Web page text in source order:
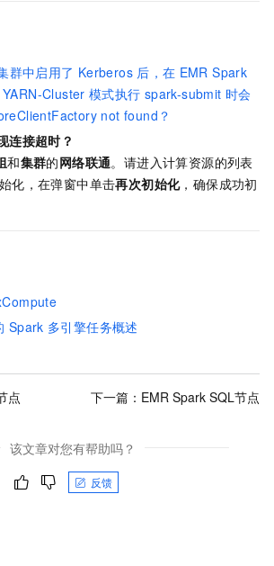
群中启用了 Kerberos 后，在 EMR Spark
YARN-Cluster 模式执行 spark-submit 时会
not found？
连接超时？
和集群的网络联通。请进入计算资源的列表
化，在弹窗中单击再次初始化，确保成功初
Spark 多引擎任务概述
点 下一篇： EMR Spark SQL节点
该文章对您有帮助吗？
反馈